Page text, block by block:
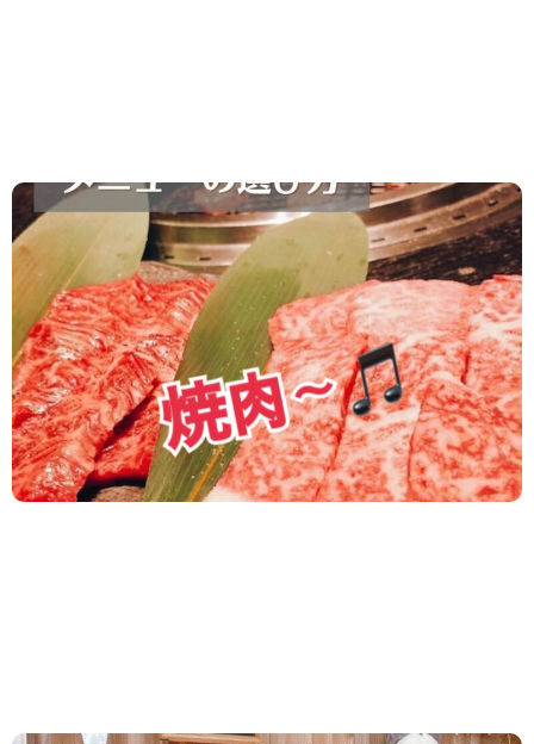
2024.05.31/ダイエット,食事・栄養
ダイエット中の焼肉はNGですか？
おおいに食べましょう 食べましょう焼肉♪ ダイエッ
トに必要なタンパク質は 食べるべきです♪ 食べ合わ
せと 食べる順番 食べる量を考えれば ダ...